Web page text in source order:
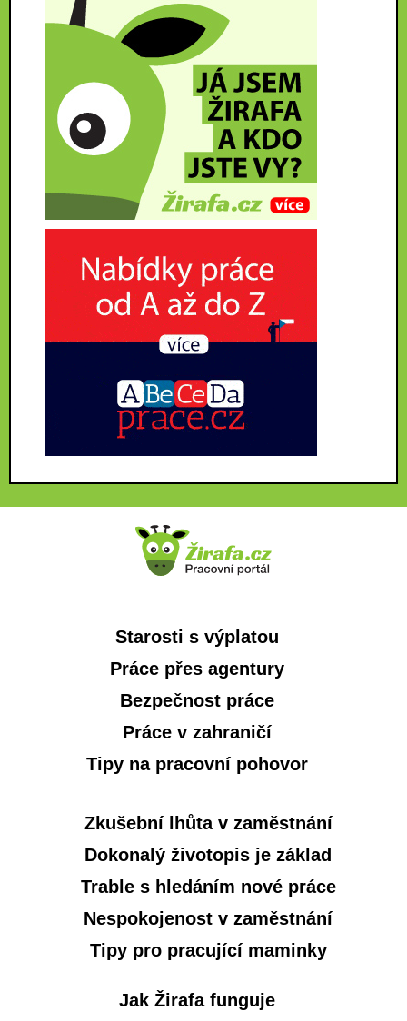
Starosti s výplatou
Práce přes agentury
Bezpečnost práce
Práce v zahraničí
Tipy na pracovní pohovor
Zkušební lhůta v zaměstnání
Dokonalý životopis je základ
Trable s hledáním nové práce
Nespokojenost v zaměstnání
Tipy pro pracující maminky
Jak Žirafa funguje